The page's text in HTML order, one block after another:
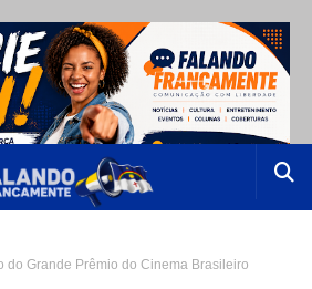
do Grande Prêmio do Cinema Brasileiro